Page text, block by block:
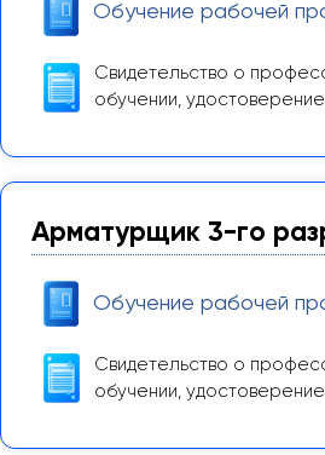
Обучение рабочей
Свидетельство о
обучении, удостоверение
Арматурщик 3-го
Обучение рабочей
Свидетельство о
обучении, удостоверение